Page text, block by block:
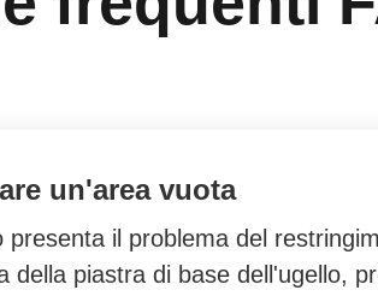
un'area vuota
il problema del
piastra di base dell'ugello,